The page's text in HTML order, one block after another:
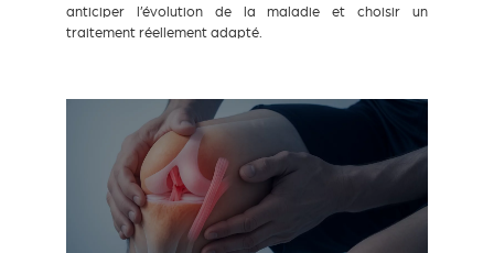
anticiper l’évolution de la maladie et choisir un
traitement réellement adapté.